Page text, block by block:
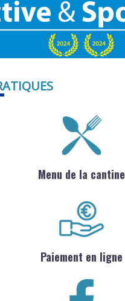
Menu de la cantine
Paiement en ligne